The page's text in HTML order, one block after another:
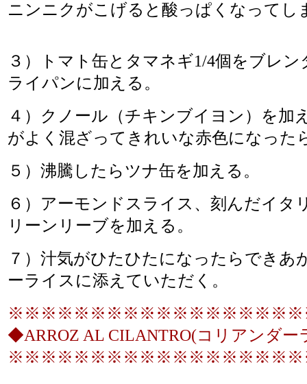
ニンニクがこげると酸っぱくなってし
３）トマト缶とタマネギ1/4個をブレ
ライパンに加える。
４）クノール（チキンブイヨン）を加
がよく混ざってきれいな赤色になっ
５）沸騰したらツナ缶を加える。
６）アーモンドスライス、刻んだイタ
リーンリーブを加える。
７）汁気がひたひたになったらできあ
ーライスに添えていただく。
◆ARROZ AL CILANTRO(コリアンダー